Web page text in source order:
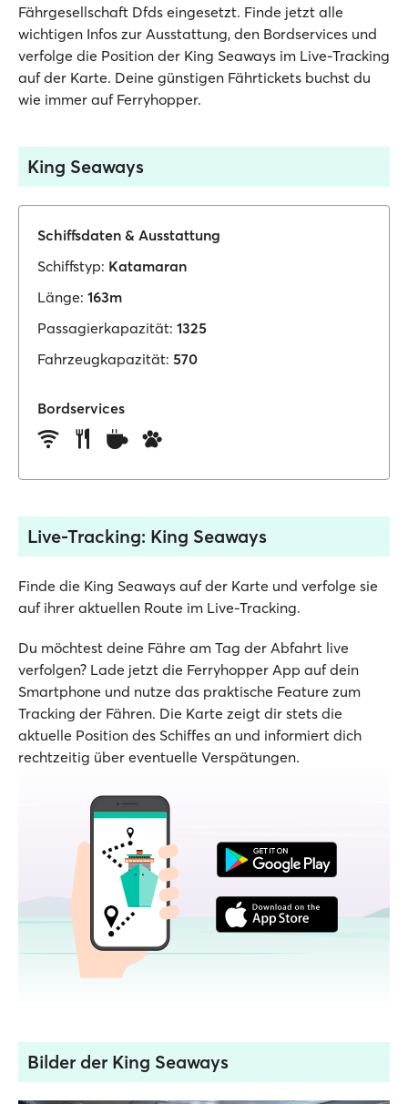
Fährgesellschaft Dfds eingesetzt. Finde jetzt alle
wichtigen Infos zur Ausstattung, den Bordservices und
verfolge die Position der King Seaways im Live-Tracking
auf der Karte. Deine günstigen Fährtickets buchst du
wie immer auf Ferryhopper.
King Seaways
Schiffsdaten & Ausstattung
Schiffstyp: Katamaran
Länge: 163m
Passagierkapazität: 1325
Fahrzeugkapazität: 570
Bordservices
Live-Tracking: King Seaways
Finde die King Seaways auf der Karte und verfolge sie
auf ihrer aktuellen Route im Live-Tracking.
Du möchtest deine Fähre am Tag der Abfahrt live
verfolgen? Lade jetzt die Ferryhopper App auf dein
Smartphone und nutze das praktische Feature zum
Tracking der Fähren. Die Karte zeigt dir stets die
aktuelle Position des Schiffes an und informiert dich
rechtzeitig über eventuelle Verspätungen.
Bilder der King Seaways